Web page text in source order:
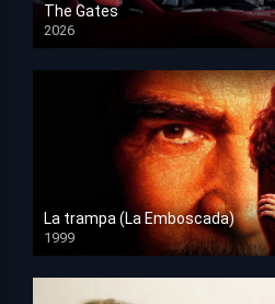
The Gates
2026
HD 1080p
La trampa (La Emboscada)
1999
HD 1080p